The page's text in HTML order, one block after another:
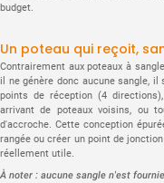
budget.
Un poteau qui reçoit,
Contrairement aux poteaux à
il ne génère donc aucune sangle, il
points de réception (4
arrivant de poteaux voisins, ou
d'accroche. Cette conception
rangée ou créer un point de
réellement utile.
À noter : aucune sangle n'est